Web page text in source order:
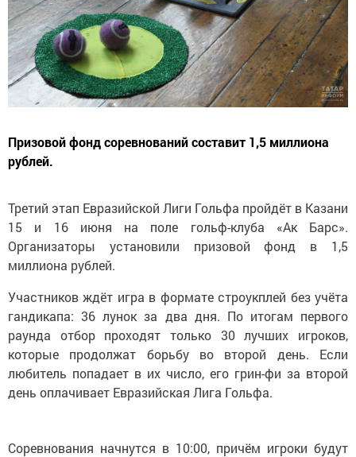
Призовой фонд соревнований составит 1,5 миллиона
рублей.
Третий этап Евразийской Лиги Гольфа пройдёт в Казани
15 и 16 июня на поле гольф-клуба «Ак Барс».
Организаторы установили призовой фонд в 1,5
миллиона рублей.
Участников ждёт игра в формате строукплей без учёта
гандикапа: 36 лунок за два дня. По итогам первого
раунда отбор проходят только 30 лучших игроков,
которые продолжат борьбу во второй день. Если
любитель попадает в их число, его грин-фи за второй
день оплачивает Евразийская Лига Гольфа.
Соревнования начнутся в 10:00, причём игроки будут